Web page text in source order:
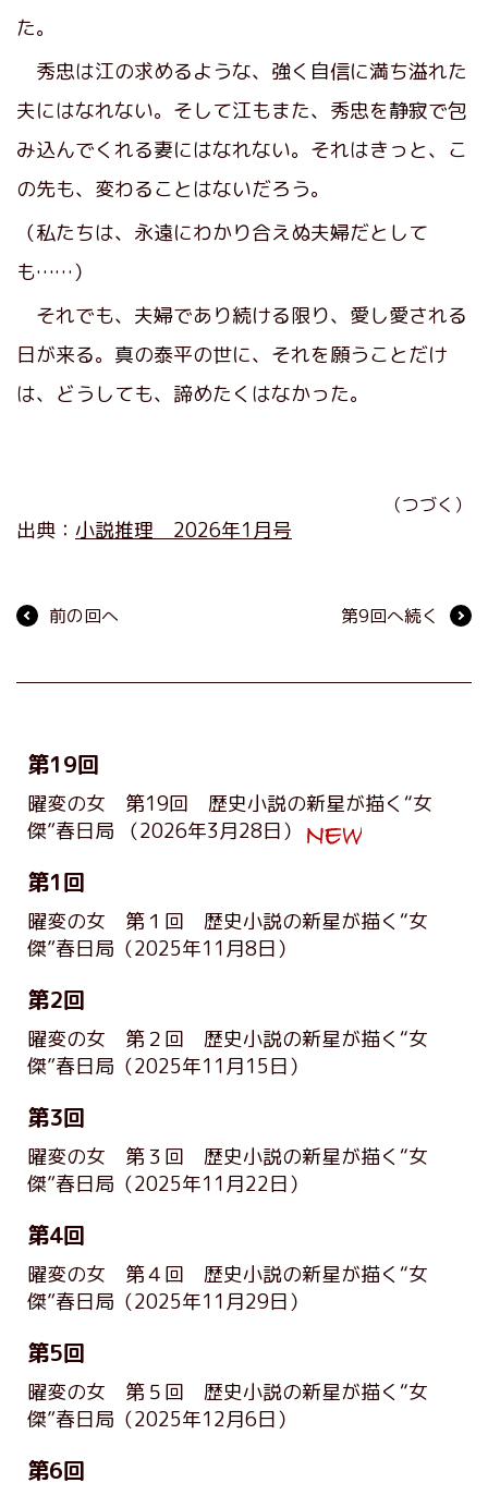
た。
秀忠は江の求めるような、強く自信に満ち溢れた
夫にはなれない。そして江もまた、秀忠を静寂で包
み込んでくれる妻にはなれない。それはきっと、こ
の先も、変わることはないだろう。
（私たちは、永遠にわかり合えぬ夫婦だとして
も……）
それでも、夫婦であり続ける限り、愛し愛される
日が来る。真の泰平の世に、それを願うことだけ
は、どうしても、諦めたくはなかった。
（つづく）
出典： 小説推理 2026年1月号
前の回へ 第9回へ続く
第19回
曜変の女 第19回 歴史小説の新星が描く“女
傑”春日局
（2026年3月28日）
第1回
曜変の女 第１回 歴史小説の新星が描く“女
傑”春日局 （2025年11月8日）
第2回
曜変の女 第２回 歴史小説の新星が描く“女
傑”春日局 （2025年11月15日）
第3回
曜変の女 第３回 歴史小説の新星が描く“女
傑”春日局 （2025年11月22日）
第4回
曜変の女 第４回 歴史小説の新星が描く“女
傑”春日局 （2025年11月29日）
第5回
曜変の女 第５回 歴史小説の新星が描く“女
傑”春日局 （2025年12月6日）
第6回